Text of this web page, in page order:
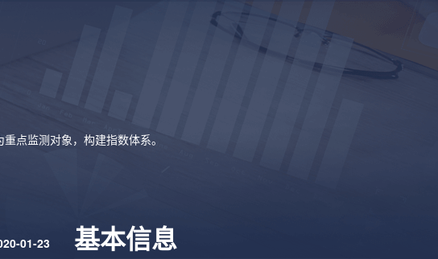
点监测对象，构建指数体系。
01-23 基本信息